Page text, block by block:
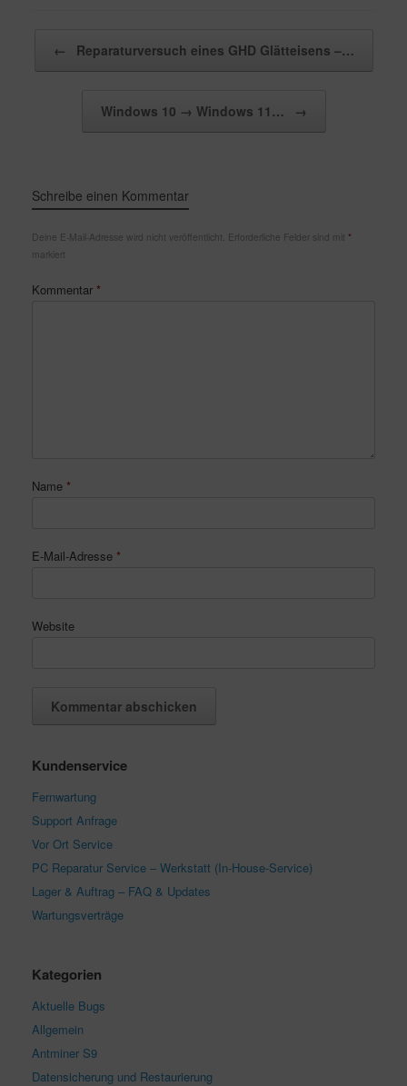
← Reparaturversuch eines GHD Glätteisens –…
Windows 10 → Windows 11… →
Schreibe einen Kommentar
Deine E-Mail-Adresse wird nicht veröffentlicht. Erforderliche Felder sind mit *
markiert
Kommentar *
Name *
E-Mail-Adresse *
Website
Kundenservice
Fernwartung
Support Anfrage
Vor Ort Service
PC Reparatur Service – Werkstatt (In-House-Service)
Lager & Auftrag – FAQ & Updates
Wartungsverträge
Kategorien
Aktuelle Bugs
Allgemein
Antminer S9
Datensicherung und Restaurierung